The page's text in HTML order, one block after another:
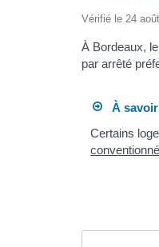
Vérifié le 24
À Bordeaux,
par arrêté
À savoir
Certains